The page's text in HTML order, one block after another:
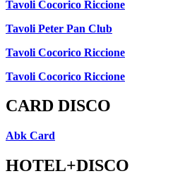
Tavoli Cocorico Riccione
Tavoli Peter Pan Club
Tavoli Cocorico Riccione
Tavoli Cocorico Riccione
CARD DISCO
Abk Card
HOTEL+DISCO